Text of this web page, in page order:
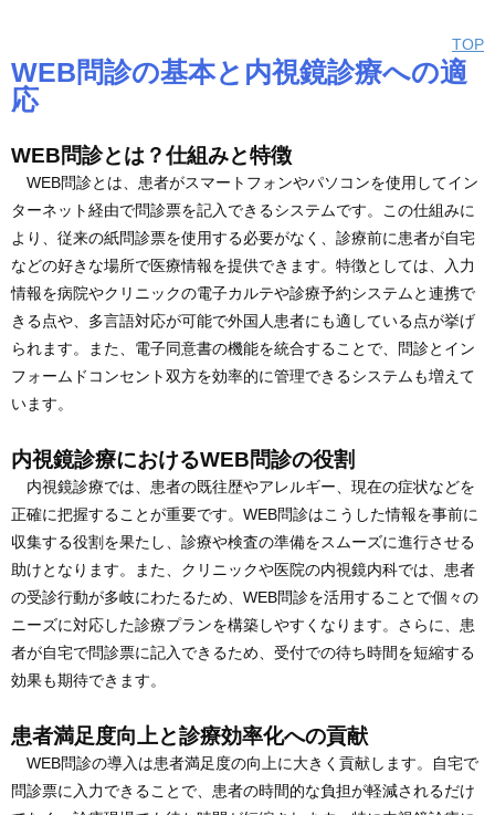
TOP
WEB問診の基本と内視鏡診療への適
応
WEB問診とは？仕組みと特徴
WEB問診とは、患者がスマートフォンやパソコンを使用してイン
ターネット経由で問診票を記入できるシステムです。この仕組みに
より、従来の紙問診票を使用する必要がなく、診療前に患者が自宅
などの好きな場所で医療情報を提供できます。特徴としては、入力
情報を病院やクリニックの電子カルテや診療予約システムと連携で
きる点や、多言語対応が可能で外国人患者にも適している点が挙げ
られます。また、電子同意書の機能を統合することで、問診とイン
フォームドコンセント双方を効率的に管理できるシステムも増えて
います。
内視鏡診療におけるWEB問診の役割
内視鏡診療では、患者の既往歴やアレルギー、現在の症状などを
正確に把握することが重要です。WEB問診はこうした情報を事前に
収集する役割を果たし、診療や検査の準備をスムーズに進行させる
助けとなります。また、クリニックや医院の内視鏡内科では、患者
の受診行動が多岐にわたるため、WEB問診を活用することで個々の
ニーズに対応した診療プランを構築しやすくなります。さらに、患
者が自宅で問診票に記入できるため、受付での待ち時間を短縮する
効果も期待できます。
患者満足度向上と診療効率化への貢献
WEB問診の導入は患者満足度の向上に大きく貢献します。自宅で
問診票に入力できることで、患者の時間的な負担が軽減されるだけ